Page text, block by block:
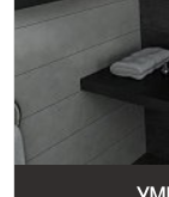
Це дозволяє
активно
виробництво,
найвищої якості.
Ось основні
"Elegance" -